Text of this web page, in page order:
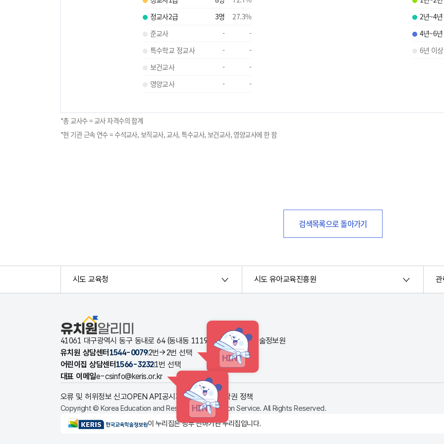
정교사2급
3명 27.3%
준교사
-
-
특수학교 정교사
-
-
보건교사
-
-
영양교사
- -
2년~4
4년~6
6년 이상
*총 교사수 = 교사 자격수의 합계
*현 기관 근속 연수 = 수석교사, 보직교사, 교사, 특수교사, 보건교사, 영양교사에 한 함
검색목록으로 돌아가기
시도 교육청 시도 유아교육진흥원
유치원알리미
41061 대구광역시 동구 동내로 64 (동내동 1119번지) 한국교육학술정보원
유치원 상담센터 1544-00792번→2번 선택
HINT
어린이집 상담센터 1566-32321번 선택
대표 이메일e-csinfo@keris.or.kr
HINT
오류 및 허위정보 신고OPEN API공시자료 다운로드저작권 정책
Copyright © Korea Education and Research Information Service. All Rights Reserved.
KERIS한국교육학술정보원이 누리집은 정부 산하기관 누리집입니다.